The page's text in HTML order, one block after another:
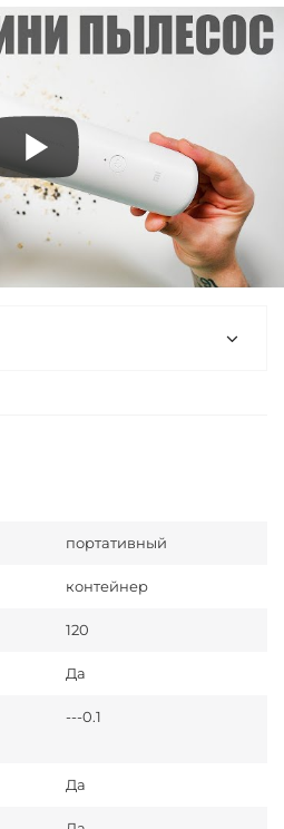
портативный
контейнер
120
Да
---0.1
Да